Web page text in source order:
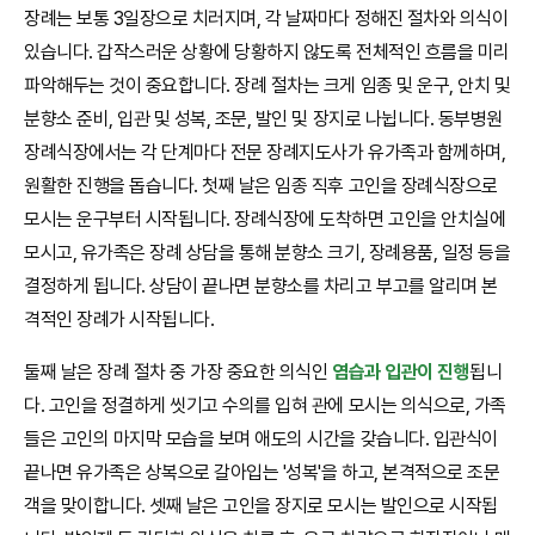
장례는 보통 3일장으로 치러지며, 각 날짜마다 정해진 절차와 의식이
있습니다. 갑작스러운 상황에 당황하지 않도록 전체적인 흐름을 미리
파악해두는 것이 중요합니다. 장례 절차는 크게 임종 및 운구, 안치 및
분향소 준비, 입관 및 성복, 조문, 발인 및 장지로 나뉩니다. 동부병원
장례식장에서는 각 단계마다 전문 장례지도사가 유가족과 함께하며,
원활한 진행을 돕습니다. 첫째 날은 임종 직후 고인을 장례식장으로
모시는 운구부터 시작됩니다. 장례식장에 도착하면 고인을 안치실에
모시고, 유가족은 장례 상담을 통해 분향소 크기, 장례용품, 일정 등을
결정하게 됩니다. 상담이 끝나면 분향소를 차리고 부고를 알리며 본
격적인 장례가 시작됩니다.
둘째 날은 장례 절차 중 가장 중요한 의식인 염습과 입관이 진행됩니
다. 고인을 정결하게 씻기고 수의를 입혀 관에 모시는 의식으로, 가족
들은 고인의 마지막 모습을 보며 애도의 시간을 갖습니다. 입관식이
끝나면 유가족은 상복으로 갈아입는 '성복'을 하고, 본격적으로 조문
객을 맞이합니다. 셋째 날은 고인을 장지로 모시는 발인으로 시작됩